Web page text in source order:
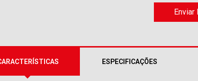
Enviar
ESPECIFICAÇÕES